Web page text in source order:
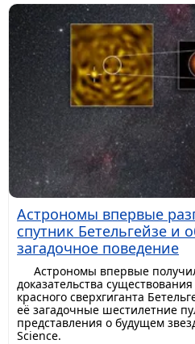
Астрономы впервые
спутник Бетельгейзе и
загадочное поведение
Астрономы впервые
доказательства
красного сверхгиганта
её загадочные шестилетние
представления о будущем
Science.